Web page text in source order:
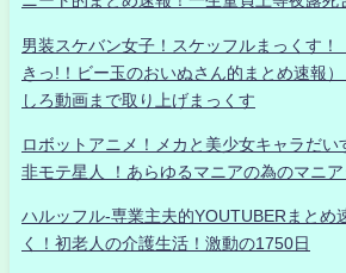
男装スケバン女子！スケッフルまっくす！
きっ!！ビー玉のおいぬさん的まとめ速報
しろ動画まで取り上げまっくす
ロボットアニメ！メカと美少女キャラだい
非モテ星人 ！あらゆるマニアの為のマニア
ハルッフル-専業主夫的YOUTUBERまとめ
く！初老人の介護生活！激動の1750日